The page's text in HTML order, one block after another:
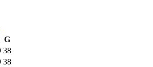
G
38
38